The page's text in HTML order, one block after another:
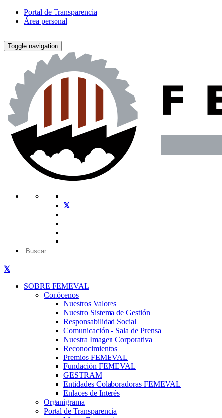
Portal de Transparencia
Área personal
Toggle navigation
SOBRE FEMEVAL
Conócenos
Nuestros Valores
Nuestro Sistema de Gestión
Responsabilidad Social
Comunicación - Sala de Prensa
Nuestra Imagen Corporativa
Reconocimientos
Premios FEMEVAL
Fundación FEMEVAL
GESTRAM
Entidades Colaboradoras FEMEVAL
Enlaces de Interés
Organigrama
Portal de Transparencia